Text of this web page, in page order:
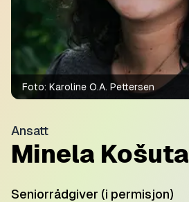
Ansatt
Minela Košuta
Seniorrådgiver (i permisjon)
Foto: Karoline O.A. Pettersen